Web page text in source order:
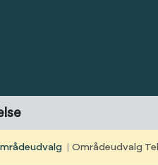
Områdeudvalg